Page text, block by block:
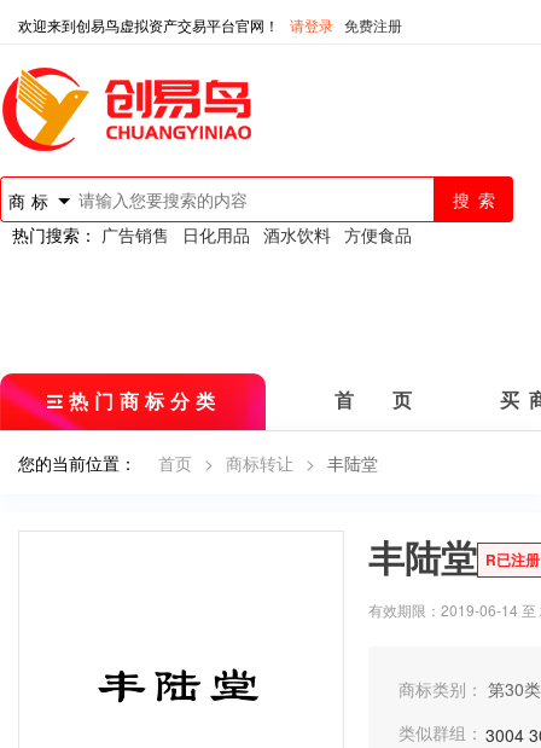
欢迎来到创易鸟虚拟资产交易平台官网！ 请登录 免费注册
商标
热门搜索： 广告销售 日化用品 酒水饮料 方便食品
热门商标分类 首 页 买
您的当前位置： 首页 > 商标转让 > 丰陆堂
丰陆堂 R已注册
有效期限：2019-06-14
商标类别： 第30
类似群组： 3004